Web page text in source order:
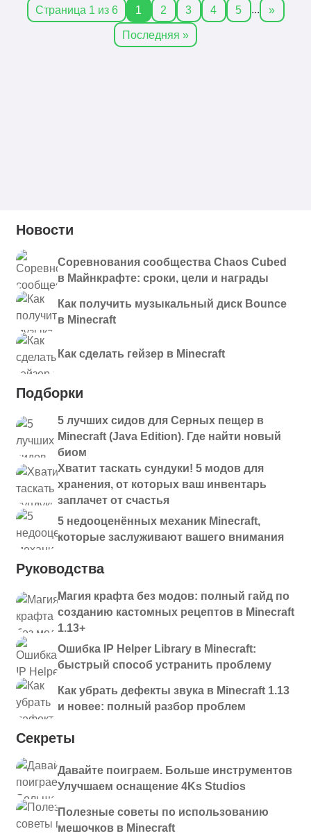
Страница 1 из 6 1 2 3 4 5 ... »
Последняя »
Новости
Соревнования сообщества Chaos Cubed
в Майнкрафте: сроки, цели и награды
Как получить музыкальный диск Bounce
в Minecraft
Как сделать гейзер в Minecraft
Подборки
5 лучших сидов для Серных пещер в
Minecraft (Java Edition). Где найти новый
биом
Хватит таскать сундуки! 5 модов для
хранения, от которых ваш инвентарь
заплачет от счастья
5 недооценённых механик Minecraft,
которые заслуживают вашего внимания
Руководства
Магия крафта без модов: полный гайд по
созданию кастомных рецептов в Minecraft
1.13+
Ошибка IP Helper Library в Minecraft:
быстрый способ устранить проблему
Как убрать дефекты звука в Minecraft 1.13
и новее: полный разбор проблем
Секреты
Давайте поиграем. Больше инструментов
Улучшаем оснащение 4Ks Studios
Полезные советы по использованию
мешочков в Minecraft